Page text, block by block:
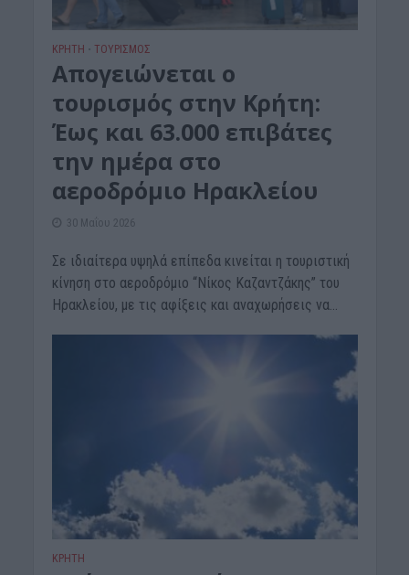
ΚΡΗΤΗ • ΤΟΥΡΙΣΜΟΣ
Απογειώνεται ο
τουρισμός στην Κρήτη:
Έως και 63.000 επιβάτες
την ημέρα στο
αεροδρόμιο Ηρακλείου
30 Μαΐου 2026
Σε ιδιαίτερα υψηλά επίπεδα κινείται η τουριστική
κίνηση στο αεροδρόμιο “Νίκος Καζαντζάκης” του
Ηρακλείου, με τις αφίξεις και αναχωρήσεις να...
ΚΡΗΤΗ